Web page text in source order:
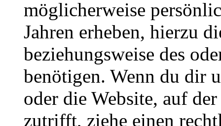
möglicherweise
Jahren erheben, hierzu
beziehungsweise des
benötigen. Wenn du dir
oder die Website, auf
zutrifft, ziehe einen